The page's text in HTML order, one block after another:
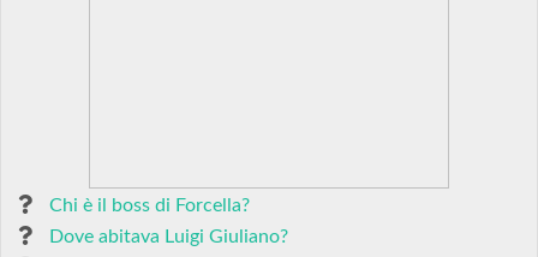
Chi è il boss di Forcella?
Dove abitava Luigi Giuliano?